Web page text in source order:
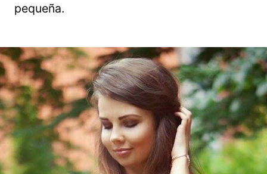
pequeña.